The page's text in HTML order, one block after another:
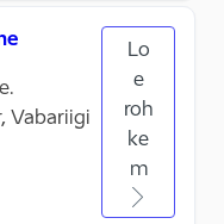
Vabariigi
Lo
e
roh
ke
m